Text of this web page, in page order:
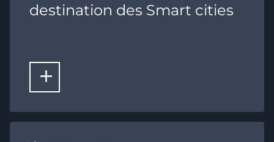
destination des Smart cities
LIRE LA SUITE